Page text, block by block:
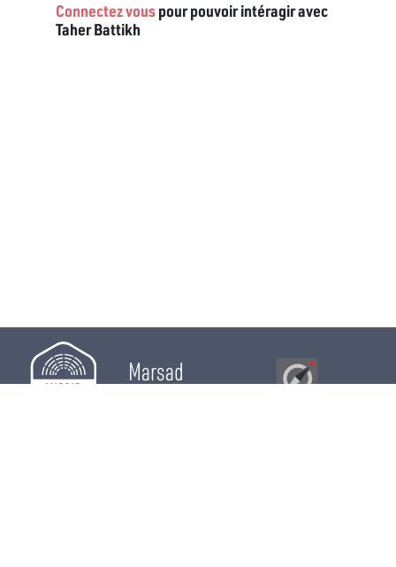
Connectez vouspour pouvoir intéragir avec
Taher Battikh
Marsad